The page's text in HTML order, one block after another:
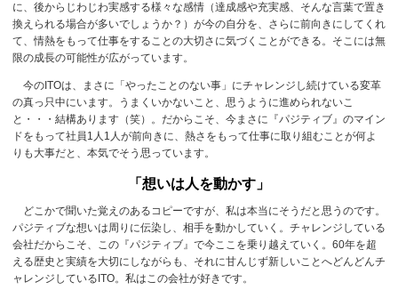
に、後からじわじわ実感する様々な感情（達成感や充実感、そんな言葉で置き
換えられる場合が多いでしょうか？）が今の自分を、さらに前向きにしてくれ
て、情熱をもって仕事をすることの大切さに気づくことができる。そこには無
限の成長の可能性が広がっています。
今のITOは、まさに「やったことのない事」にチャレンジし続けている変革
の真っ只中にいます。うまくいかないこと、思うように進められないこ
と・・・結構あります（笑）。だからこそ、今まさに『パジティブ』のマイン
ドをもって社員1人1人が前向きに、熱さをもって仕事に取り組むことが何よ
りも大事だと、本気でそう思っています。
「想いは人を動かす」
どこかで聞いた覚えのあるコピーですが、私は本当にそうだと思うのです。
パジティブな想いは周りに伝染し、相手を動かしていく。チャレンジしている
会社だからこそ、この『パジティブ』で今ここを乗り越えていく。60年を超
える歴史と実績を大切にしながらも、それに甘んじず新しいことへどんどんチ
ャレンジしているITO。私はこの会社が好きです。